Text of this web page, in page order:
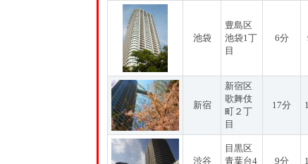
池袋
豊島区
池袋1丁
目
6分
新宿
新宿区
歌舞伎
町２丁
目
17分
渋谷
目黒区
青葉台4
9分